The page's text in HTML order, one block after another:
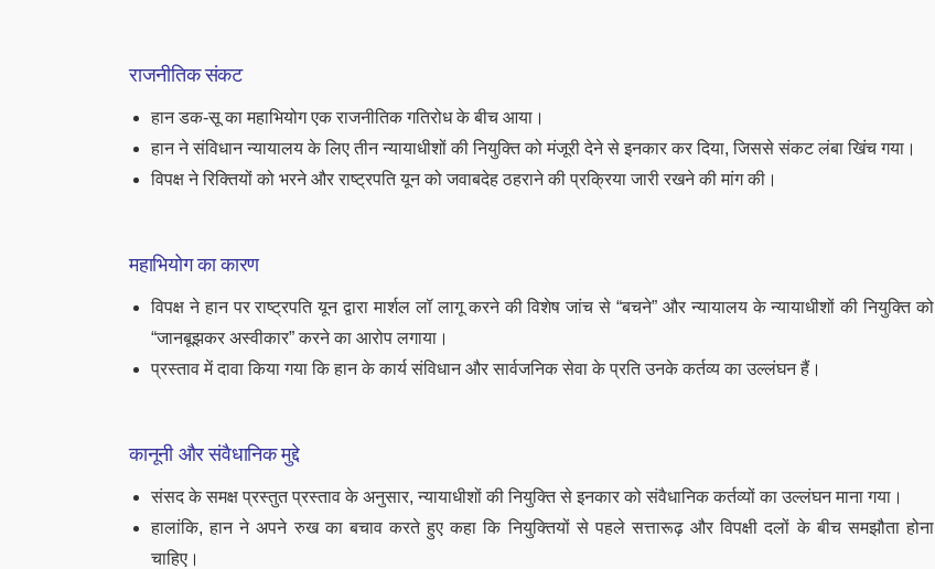
राजनीतिक संकट
हान डक-सू का महाभियोग एक राजनीतिक गतिरोध के बीच आया।
हान ने संविधान न्यायालय के लिए तीन न्यायाधीशों की नियुक्ति को मंजूरी देने से इनकार कर दिया, जिससे संकट लंबा खिंच गया।
विपक्ष ने रिक्तियों को भरने और राष्ट्रपति यून को जवाबदेह ठहराने की प्रक्रिया जारी रखने की मांग की।
महाभियोग का कारण
विपक्ष ने हान पर राष्ट्रपति यून द्वारा मार्शल लॉ लागू करने की विशेष जांच से “बचने” और न्यायालय के न्यायाधीशों की नियुक्ति को
“जानबूझकर अस्वीकार” करने का आरोप लगाया।
प्रस्ताव में दावा किया गया कि हान के कार्य संविधान और सार्वजनिक सेवा के प्रति उनके कर्तव्य का उल्लंघन हैं।
कानूनी और संवैधानिक मुद्दे
संसद के समक्ष प्रस्तुत प्रस्ताव के अनुसार, न्यायाधीशों की नियुक्ति से इनकार को संवैधानिक कर्तव्यों का उल्लंघन माना गया।
हालांकि, हान ने अपने रुख का बचाव करते हुए कहा कि नियुक्तियों से पहले सत्तारूढ़ और विपक्षी दलों के बीच समझौता होना
चाहिए।